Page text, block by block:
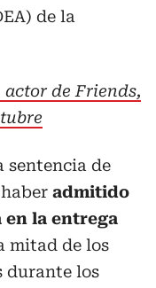
de la
actor de Friends,
sentencia de
admitido
la entrega
mitad de los
durante los